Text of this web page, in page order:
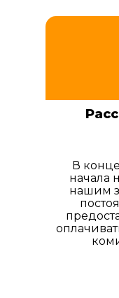
В
начала
нашим